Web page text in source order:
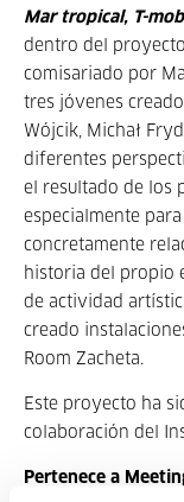
Mar tropical, T-
dentro del proyecto
comisariado por
tres jóvenes
Wójcik, Michał
diferentes
el resultado de los
especialmente
concretamente
historia del propio
de actividad
creado
Room Zacheta.
Este proyecto ha
colaboración del
Pertenece a